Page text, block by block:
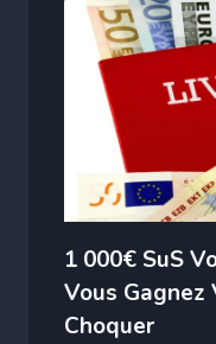
1 000€ SuS
Vous Gagnez
Choquer